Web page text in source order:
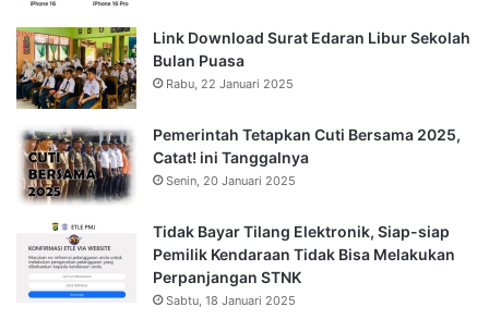
Link Download Surat Edaran Libur Sekolah
Bulan Puasa
Rabu, 22 Januari 2025
Pemerintah Tetapkan Cuti Bersama 2025,
Catat! ini Tanggalnya
Senin, 20 Januari 2025
Tidak Bayar Tilang Elektronik, Siap-siap
Pemilik Kendaraan Tidak Bisa Melakukan
Perpanjangan STNK
Sabtu, 18 Januari 2025